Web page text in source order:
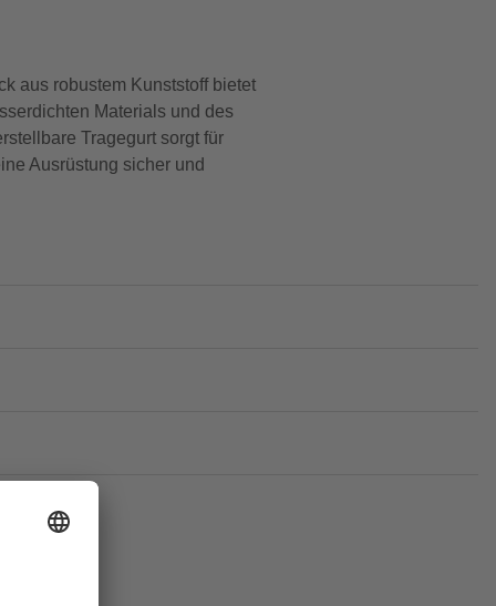
aus robustem Kunststoff bietet
Materials und des
Tragegurt sorgt für
Ausrüstung sicher und